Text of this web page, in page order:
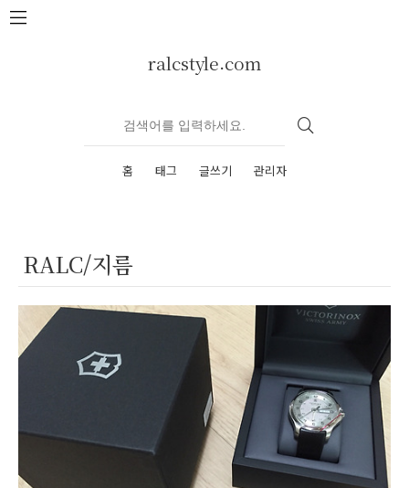
본문 바로가기
ralcstyle.com
홈 태그 글쓰기 관리자
RALC/지름